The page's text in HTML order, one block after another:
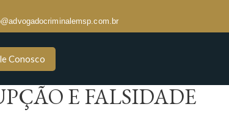
Conosco
E FALSIDADE